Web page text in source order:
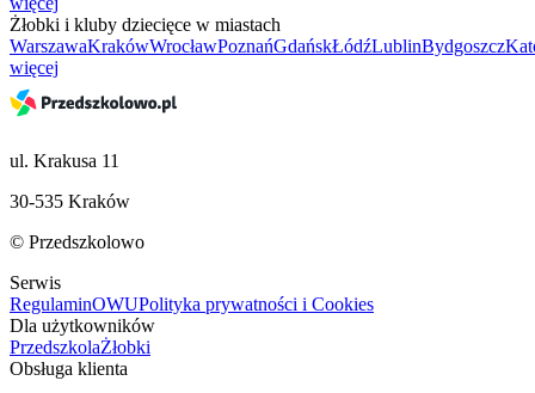
Żłobki i kluby dziecięce w miastach
WarszawaKrakówWrocławPoznańGdańskŁódźLublinBydgoszcz
więcej
ul. Krakusa 11
30-535 Kraków
© Przedszkolowo
Serwis
RegulaminOWUPolityka prywatności i Cookies
Dla użytkowników
PrzedszkolaŻłobki
Obsługa klienta